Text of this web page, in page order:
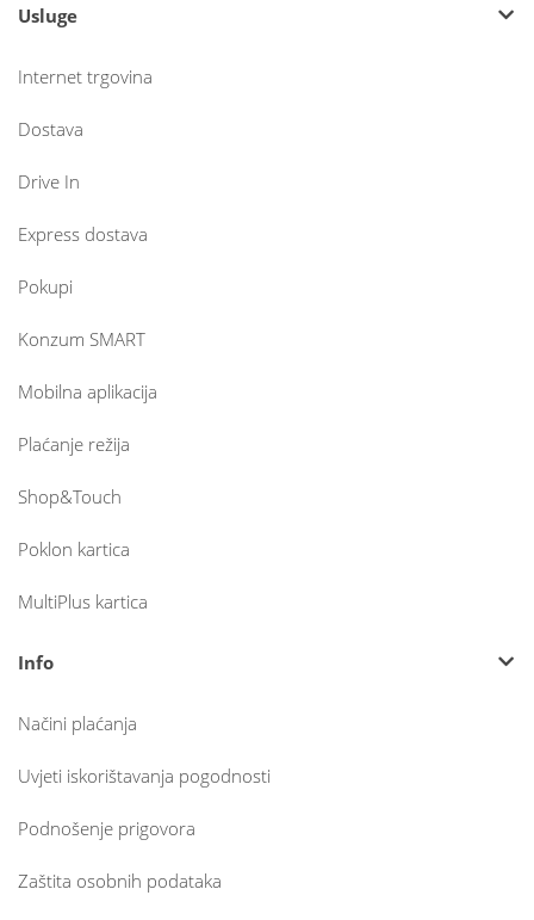
Usluge
Internet trgovina
Dostava
Drive In
Express dostava
Pokupi
Konzum SMART
Mobilna aplikacija
Plaćanje režija
Shop&Touch
Poklon kartica
MultiPlus kartica
Info
Načini plaćanja
Uvjeti iskorištavanja pogodnosti
Podnošenje prigovora
Zaštita osobnih podataka